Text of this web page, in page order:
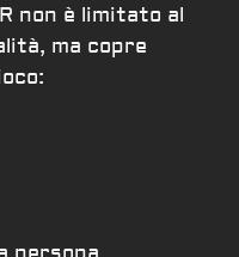
non è limitato al
ma copre